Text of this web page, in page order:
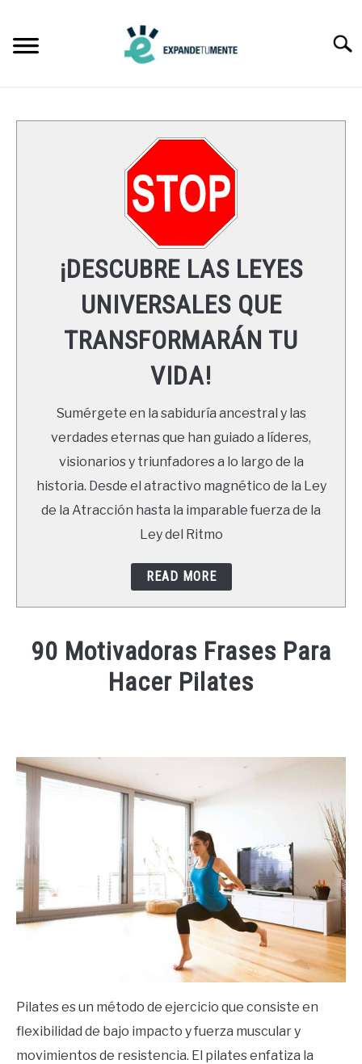
content
LEYES UNIVERSALES
RECURSOS
NEWSLETTER
¡DESCUBRE LAS LEYES
UNIVERSALES QUE
TRANSFORMARÁN TU
VIDA!
Sumérgete en la sabiduría ancestral y las
verdades eternas que han guiado a líderes,
visionarios y triunfadores a lo largo de la
historia. Desde el atractivo magnético de la Ley
de la Atracción hasta la imparable fuerza de la
Ley del Ritmo
READ MORE
90 Motivadoras Frases Para
Hacer Pilates
Pilates es un método de ejercicio que consiste en
flexibilidad de bajo impacto y fuerza muscular y
movimientos de resistencia. El pilates enfatiza la